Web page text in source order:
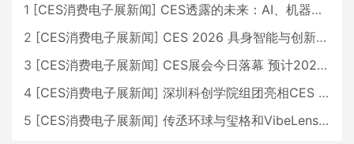
1 [CES消费电子展新闻] CES透露的未来：AI、机器人与智能生活大爆发
2 [CES消费电子展新闻] CES 2026 具身智能与创新领域 中国公司大放异彩
3 [CES消费电子展新闻] CES展会今日落幕 预计2026行业收入将超五千亿美元
4 [CES消费电子展新闻] 深圳科创学院组团亮相CES 广受好评
5 [CES消费电子展新闻] 传丞环球与玺格和VibeLens共同推出全新耳机